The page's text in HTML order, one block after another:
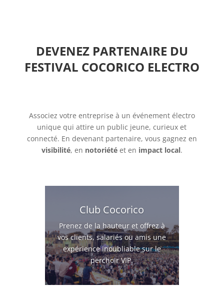
DEVENEZ PARTENAIRE DU
FESTIVAL COCORICO ELECTRO
Associez votre entreprise à un événement électro
unique qui attire un public jeune, curieux et
connecté. En devenant partenaire, vous gagnez en
visibilité, en notoriétéet en impact local.
Club Cocorico
Prenez de la hauteur et offrez à
vos clients, salariés ou amis une
expérience inoubliable sur le
perchoir VIP.